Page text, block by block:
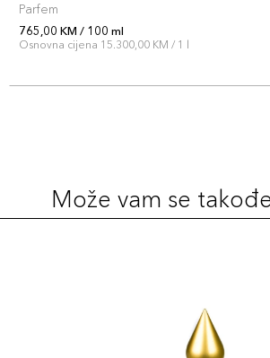
Parfem
765,00 KM / 100 ml
Osnovna cijena 15.300,00 KM / 1 l
Može vam se